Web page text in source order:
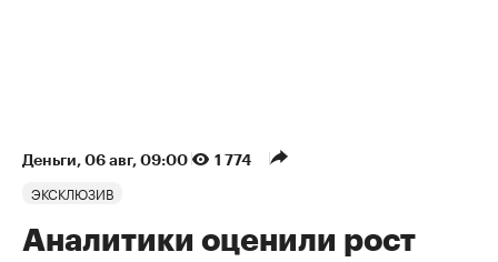
Деньги 06 авг, 09:00 1 774
ЭКСКЛЮЗИВ
Аналитики оценили рост